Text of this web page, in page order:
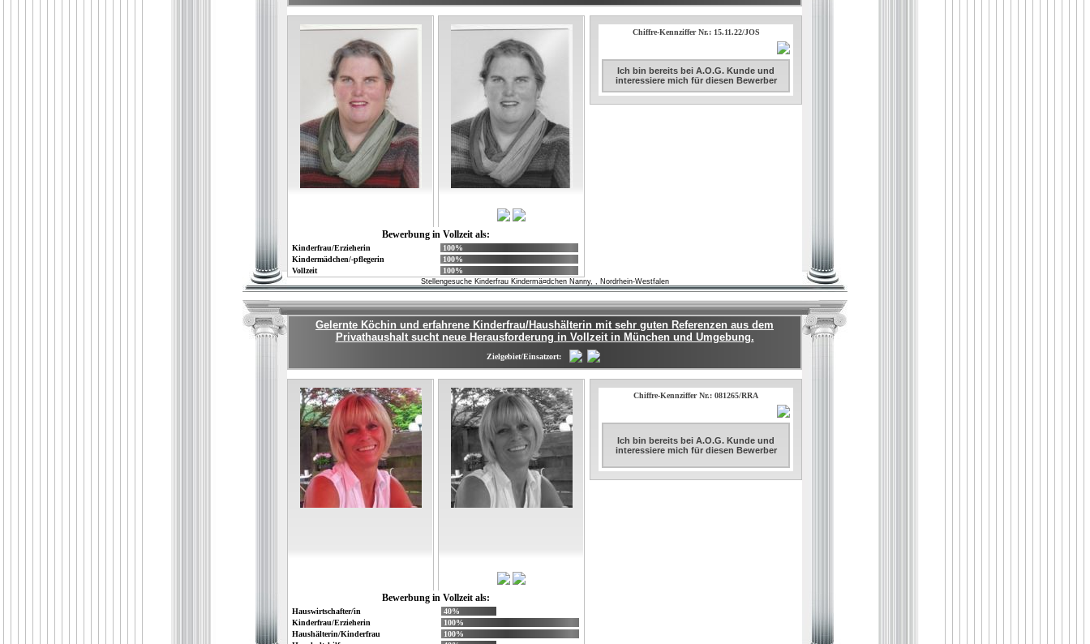
Bewerbung in Vollzeit als:
Kinderfrau/Erzieherin
100%
Kindermädchen/-pflegerin
100%
Vollzeit
100%
Chiffre-Kennziffer Nr.: 15.11.22/JOS
Ich bin bereits bei A.O.G. Kunde und
interessiere mich für diesen Bewerber
Stellengesuche Kinderfrau Kindermä¤dchen Nanny, , Nordrhein-Westfalen
Gelernte Köchin und erfahrene Kinderfrau/Haushälterin mit sehr guten Referenzen aus dem
Privathaushalt sucht neue Herausforderung in Vollzeit in München und Umgebung.
Zielgebiet/Einsatzort:
Bewerbung in Vollzeit als:
Hauswirtschafter/in
40%
Kinderfrau/Erzieherin
100%
Haushälterin/Kinderfrau
100%
Chiffre-Kennziffer Nr.: 081265/RRA
Ich bin bereits bei A.O.G. Kunde und
interessiere mich für diesen Bewerber